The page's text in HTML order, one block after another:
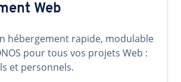
Web
hébergement rapide, modulable
pour tous vos projets Web :
et personnels.